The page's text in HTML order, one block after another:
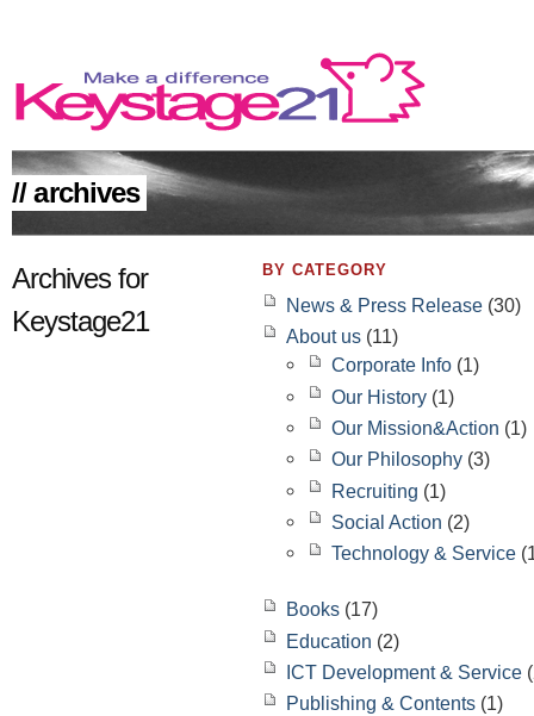
// archives
Archives for
Keystage21
BY CATEGORY
News & Press Release (30)
About us (11)
Corporate Info (1)
Our History (1)
Our Mission&Action (1)
Our Philosophy (3)
Recruiting (1)
Social Action (2)
Technology & Service
Books (17)
Education (2)
ICT Development & Service
Publishing & Contents (1)